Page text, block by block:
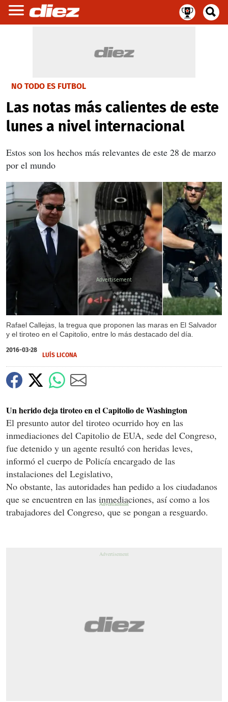
NO TODO ES FUTBOL
Las notas más calientes de este
lunes a nivel internacional
Estos son los hechos más relevantes de este 28 de marzo
por el mundo
Rafael Callejas, la tregua que proponen las maras en El Salvador
y el tiroteo en el Capitolio, entre lo más destacado del día.
X
X
X
X
X
X
2016-03-28
LUÍS LICONA
Un herido deja tiroteo en el Capitolio de Washington
El presunto autor del tiroteo ocurrido hoy en las
inmediaciones del Capitolio de EUA, sede del Congreso,
fue detenido y un agente resultó con heridas leves,
informó el cuerpo de Policía encargado de las
instalaciones del Legislativo,
No obstante, las autoridades han pedido a los ciudadanos
que se encuentren en las inmediaciones, así como a los
trabajadores del Congreso, que se pongan a resguardo.